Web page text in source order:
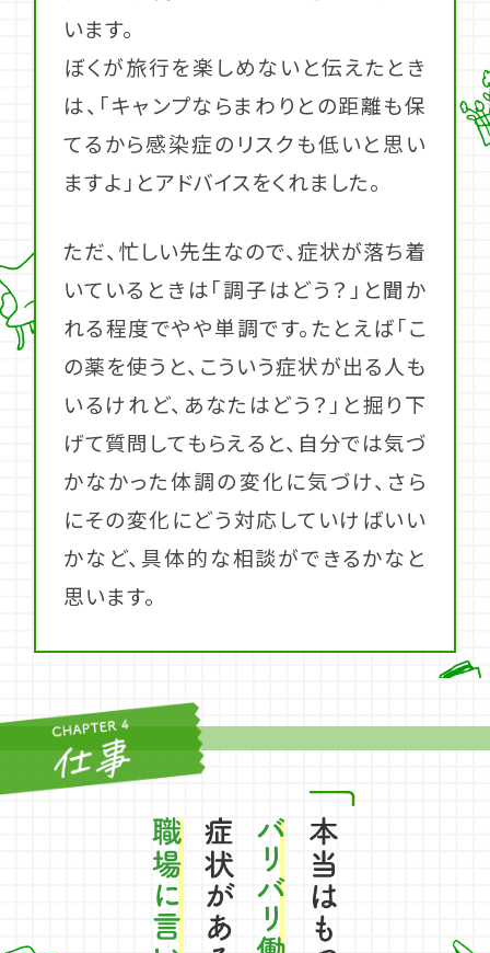
います。
ぼくが旅行を楽しめないと伝えたとき
は、「キャンプならまわりとの距離も保
てるから感染症のリスクも低いと思い
ますよ」とアドバイスをくれました。
ただ、忙しい先生なので、症状が落ち着
いているときは「調子はどう？」と聞か
れる程度でやや単調です。たとえば「こ
の薬を使うと、こういう症状が出る人も
いるけれど、あなたはどう？」と掘り下
げて質問してもらえると、自分では気づ
かなかった体調の変化に気づけ、さら
にその変化にどう対応していけばいい
かなど、具体的な相談ができるかなと
思います。